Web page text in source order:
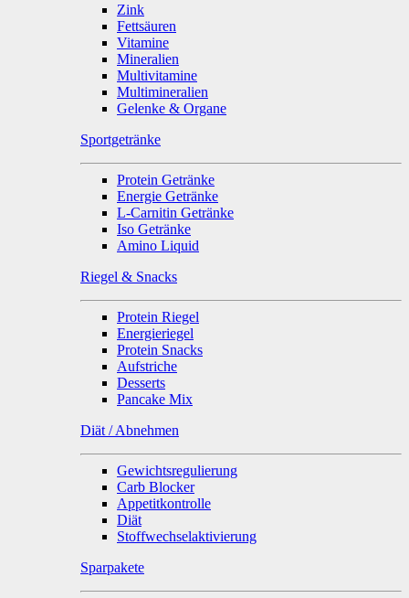
Zink
Fettsäuren
Vitamine
Mineralien
Multivitamine
Multimineralien
Gelenke & Organe
Sportgetränke
Protein Getränke
Energie Getränke
L-Carnitin Getränke
Iso Getränke
Amino Liquid
Riegel & Snacks
Protein Riegel
Energieriegel
Protein Snacks
Aufstriche
Desserts
Pancake Mix
Diät / Abnehmen
Gewichtsregulierung
Carb Blocker
Appetitkontrolle
Diät
Stoffwechselaktivierung
Sparpakete